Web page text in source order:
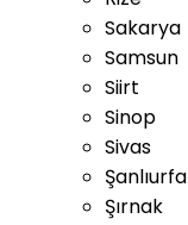
Sakarya
Samsun
Siirt
Sinop
Sivas
Şanlıurfa
Şırnak